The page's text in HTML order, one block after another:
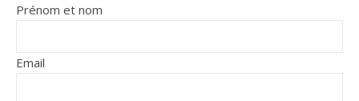
Prénom et nom
Email